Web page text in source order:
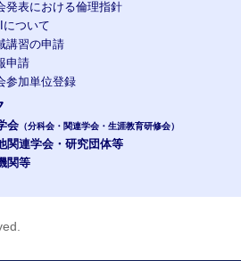
発表における倫理指針
について
講習の申請
申請
参加単位登録
会 （分科会・関連学会・生涯教育研修会）
関連学会・研究団体等
関等